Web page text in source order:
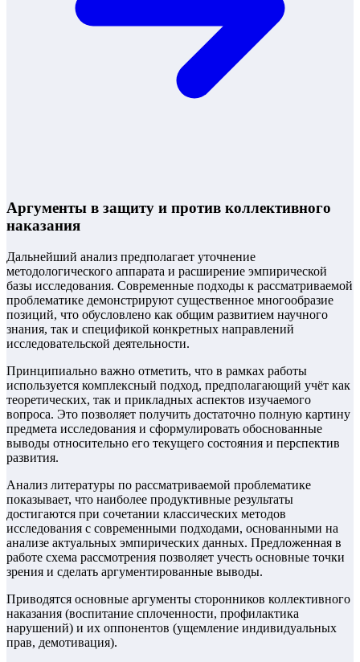
Аргументы в защиту и против коллективного
наказания
Дальнейший анализ предполагает уточнение
методологического аппарата и расширение эмпирической
базы исследования. Современные подходы к рассматриваемой
проблематике демонстрируют существенное многообразие
позиций, что обусловлено как общим развитием научного
знания, так и спецификой конкретных направлений
исследовательской деятельности.
Принципиально важно отметить, что в рамках работы
используется комплексный подход, предполагающий учёт как
теоретических, так и прикладных аспектов изучаемого
вопроса. Это позволяет получить достаточно полную картину
предмета исследования и сформулировать обоснованные
выводы относительно его текущего состояния и перспектив
развития.
Анализ литературы по рассматриваемой проблематике
показывает, что наиболее продуктивные результаты
достигаются при сочетании классических методов
исследования с современными подходами, основанными на
анализе актуальных эмпирических данных. Предложенная в
работе схема рассмотрения позволяет учесть основные точки
зрения и сделать аргументированные выводы.
Приводятся основные аргументы сторонников коллективного
наказания (воспитание сплоченности, профилактика
нарушений) и их оппонентов (ущемление индивидуальных
прав, демотивация).